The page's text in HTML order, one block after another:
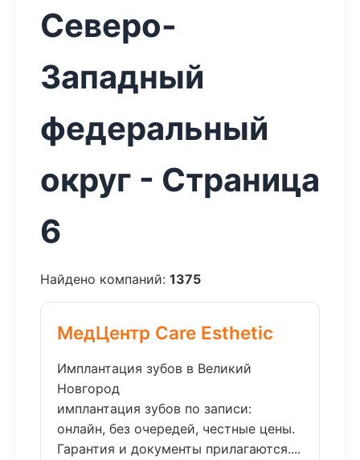
Северо-
Западный
федеральный
округ - Страница
6
Найдено компаний: 1375
МедЦентр Care Esthetic
Имплантация зубов в Великий
Новгород
имплантация зубов по записи:
онлайн, без очередей, честные цены.
Гарантия и документы прилагаются....